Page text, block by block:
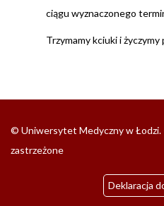
ciągu wyznaczonego
Trzymamy kciuki i życzymy
© Uniwersytet Medyczny w Łodzi.
zastrzeżone